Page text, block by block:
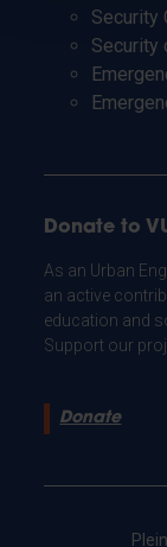
Security
Security
Donate to
As an Urban
an active
education and
Support our
Donate